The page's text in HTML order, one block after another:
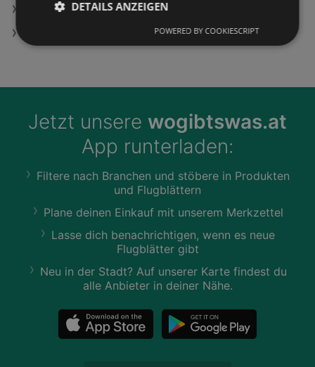
Download Angebote
Jetzt unsere wogibtswas.at
App runterladen:
Filtere nach Branchen und stöbere in Produkten
und Flugblättern
Plane deinen Einkauf mit unserem Merkzettel
Lasse dich benachrichtigen, wenn es neue
Flugblätter gibt
Neu in der Stadt? Auf unserer Karte findest du
alle Anbieter in deiner Nähe.
DETAILS ANZEIGEN
POWERED BY COOKIESCRIPT